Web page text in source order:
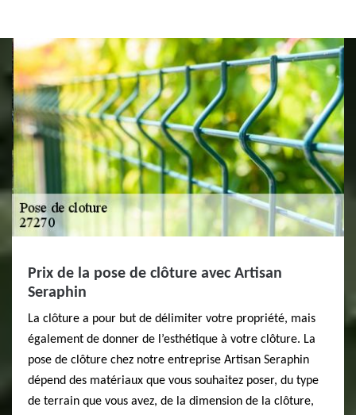
Prix de la pose de clôture avec Artisan
Seraphin
La clôture a pour but de délimiter votre propriété, mais
également de donner de l’esthétique à votre clôture. La
pose de clôture chez notre entreprise Artisan Seraphin
dépend des matériaux que vous souhaitez poser, du type
de terrain que vous avez, de la dimension de la clôture,